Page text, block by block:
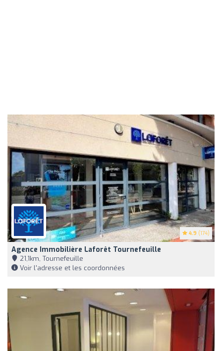
4.9 (174)
Agence Immobilière Laforêt Tournefeuille
21,1km, Tournefeuille
Voir l'adresse et les coordonnées